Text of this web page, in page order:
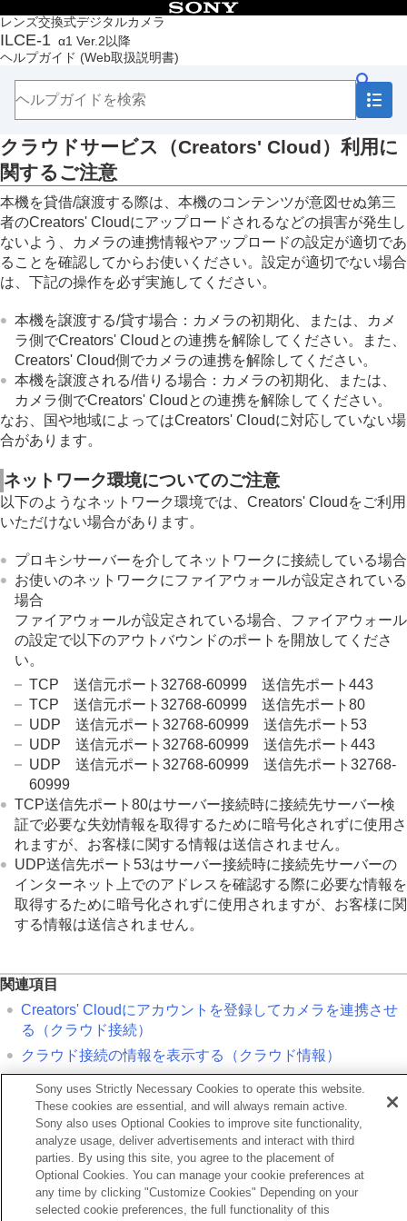
レンズ交換式デジタルカメラ
ILCE-1 α1 Ver.2以降
ヘルプガイド (Web取扱説明書)
目次
トップページ
ヘルプガイドの使いかた
本体と付属品を確認する
本機の基本操作
準備/基本的な撮影
MENU一覧から機能を探す
撮影機能を活用する
カメラをカスタマイズする
再生する
カメラの設定を変更する
スマートフォンでできること
クラウドサービスを利用する
Creators' Cloudについて
Creators' Cloudにアカウントを登録してカメラを
連携させる（クラウド接続
クラウド接続の情報を表示する（クラウド情報 ）
クラウドサービス（Creators' Cloud）利用に関す
るご注意
故障かな？と思ったら
クラウドサービス（Creators' Cloud）利用に
関するご注意
本機を貸借/譲渡する際は、本機のコンテンツが意図せぬ第三
者のCreators' Cloudにアップロードされるなどの損害が発生し
ないよう、カメラの連携情報やアップロードの設定が適切であ
ることを確認してからお使いください。設定が適切でない場合
は、下記の操作を必ず実施してください。
本機を譲渡する/貸す場合：カメラの初期化、または、カメ
ラ側でCreators' Cloudとの連携を解除してください。また、
Creators' Cloud側でカメラの連携を解除してください。
本機を譲渡される/借りる場合：カメラの初期化、または、
カメラ側でCreators' Cloudとの連携を解除してください。
なお、国や地域によってはCreators' Cloudに対応していない場
合があります。
ネットワーク環境についてのご注意
以下のようなネットワーク環境では、Creators' Cloudをご利用
いただけない場合があります。
プロキシサーバーを介してネットワークに接続している場合
お使いのネットワークにファイアウォールが設定されている
場合
ファイアウォールが設定されている場合、ファイアウォール
の設定で以下のアウトバウンドのポートを開放してくださ
い。
TCP 送信元ポート32768-60999 送信先ポート443
TCP 送信元ポート32768-60999 送信先ポート80
UDP 送信元ポート32768-60999 送信先ポート53
UDP 送信元ポート32768-60999 送信先ポート443
UDP 送信元ポート32768-60999 送信先ポート32768-
60999
TCP送信先ポート80はサーバー接続時に接続先サーバー検
証で必要な失効情報を取得するために暗号化されずに使用さ
れますが、お客様に関する情報は送信されません。
UDP送信先ポート53はサーバー接続時に接続先サーバーの
インターネット上でのアドレスを確認する際に必要な情報を
取得するために暗号化されずに使用されますが、お客様に関
する情報は送信されません。
関連項目
Creators' Cloudにアカウントを登録してカメラを連携させ
る（ クラウド接続）
クラウド接続の情報を表示する（ クラウド情報 ）
ウド接続の情報を表示する（クラウド情報）
チインターフェースシュー対応のオーディオアクセサリー
TP1001374649
Sony uses Strictly Necessary Cookies to operate this website.
These cookies are essential, and will always remain active.
Sony also uses Optional Cookies to improve site functionality,
analyze usage, deliver advertisements and interact with third
parties. By using this site, you agree to the placement of
Optional Cookies. You can manage your cookie preferences at
any time by clicking "Customize Cookies" Depending on your
selected cookie preferences, the full functionality of this